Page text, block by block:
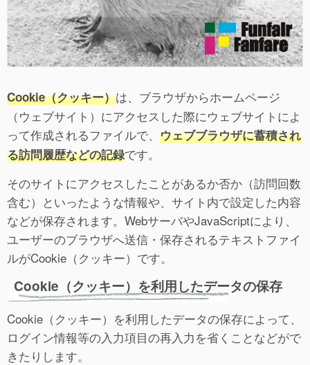
Cookie（クッキー）は、ブラウザからホームページ
（ウェブサイト）にアクセスした際にウェブサイトによ
って作成されるファイルで、 ウェブブラウザに蓄積され
る訪問履歴などの記録です。
そのサイトにアクセスしたことがあるか否か（訪問回数
含む）といったような情報や、サイト内で設定した内容
などが保存されます。WebサーバやJavaScriptにより、
ユーザーのブラウザへ送信・保存されるテキストファイ
ルがCookie（クッキー）です。
Cookie（クッキー）を利用したデータの保存
Cookie（クッキー）を利用したデータの保存によって、
ログイン情報等の入力項目の再入力を省くことなどがで
きたりします。